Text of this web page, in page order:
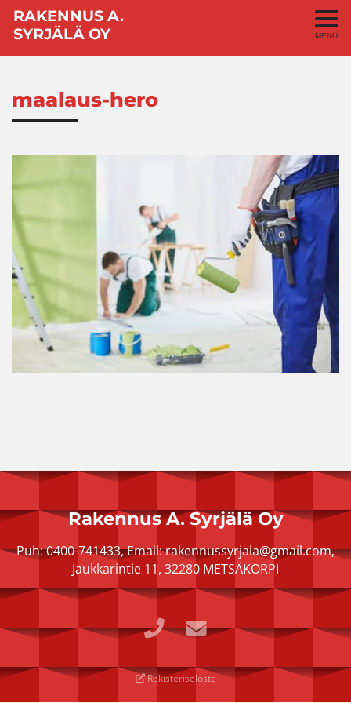
RAKENNUS A.
SYRJÄLÄ OY
MENU
maalaus-hero
Rakennus A. Syrjälä Oy
Puh:0400-741433, Email:rakennussyrjala@gmail.com,
Jaukkarintie 11, 32280 METSÄKORPI
Rekisteriseloste